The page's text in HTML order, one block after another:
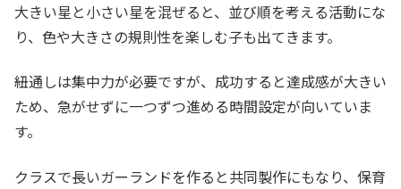
大きい星と小さい星を混ぜると、並び順を考える活動にな
り、色や大きさの規則性を楽しむ子も出てきます。
紐通しは集中力が必要ですが、成功すると達成感が大きい
ため、急がせずに一つずつ進める時間設定が向いていま
す。
クラスで長いガーランドを作ると共同製作にもなり、保育